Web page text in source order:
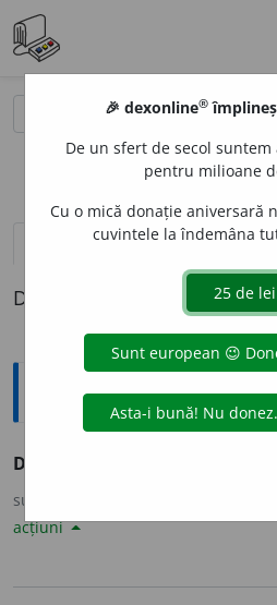
definiții (1) pronunțievolume_up (6)
Definiția cu ID-ul 985650:
Sinonime
DUALIT
sursa:
acțiuni
🎉 dexonline®
De un sfert de secol
pentru milioane
Cu o mică donație aniversară
cuvintele la îndemâna